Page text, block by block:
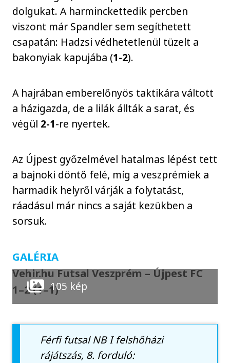
dolgukat. A harminckettedik percben
viszont már Spandler sem segíthetett
csapatán: Hadzsi védhetetlenül tüzelt a
bakonyiak kapujába (1-2).
A hajrában emberelőnyös taktikára váltott
a házigazda, de a lilák állták a sarat, és
végül 2-1-re nyertek.
Az Újpest győzelmével hatalmas lépést tett
a bajnoki döntő felé, míg a veszprémiek a
harmadik helyről várják a folytatást,
ráadásul már nincs a saját kezükben a
sorsuk.
GALÉRIA
Vehir.hu Futsal Veszprém – Újpest FC
1–2 (1–1)105 kép
Férfi futsal NB I felshőházi
rájátszás, 8. forduló: